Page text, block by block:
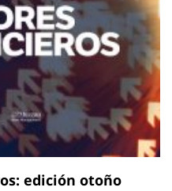
edición otoño